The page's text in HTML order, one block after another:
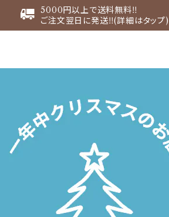
5000円以上で送料無料‼︎
ご注文翌日に発送‼︎(詳細はタップ)